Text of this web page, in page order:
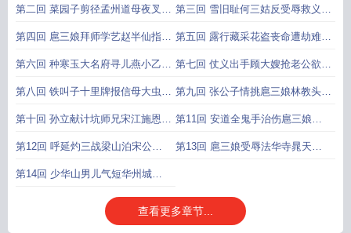
祸走他乡
第二回 菜园子剪径孟州道母夜叉扬
威十字坡
第三回 雪旧耻何三姑反受辱救义弟
孙二娘误弑父
第四回 扈三娘拜师学艺赵半仙指点
迷津
第五回 露行藏采花盗丧命遭劫难一
丈青失身
第六回 种寒玉大名府寻儿燕小乙艳
春园嫖母
第七回 仗义出手顾大嫂抢老公欲火
焚身孙提辖奸弟妹
第八回 铁叫子十里牌报信母大虫登
州城劫牢
第九回 张公子情挑扈三娘林教头初
逢一丈青
第十回 孙立献计坑师兄宋江施恩嫁
义妹
第11回 安道全鬼手治伤扈三娘大
义服众
第12回 呼延灼三战梁山泊宋公明
大破连环马
第13回 扈三娘受辱法华寺晁天王
第14回 少华山男儿气短华州城女
查看更多章节...